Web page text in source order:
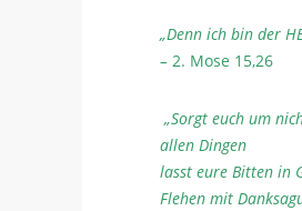
„Denn ich bin der
– 2. Mose 15,26
„Sorgt euch um
allen Dingen
lasst eure Bitten in
Flehen mit